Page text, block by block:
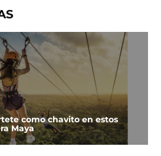
como chavito en estos
Maya